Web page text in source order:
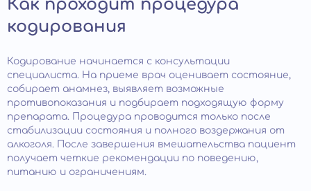
Как проходит процедура
кодирования
Кодирование начинается с консультации
специалиста. На приеме врач оценивает состояние,
собирает анамнез, выявляет возможные
противопоказания и подбирает подходящую форму
препарата. Процедура проводится только после
стабилизации состояния и полного воздержания от
алкоголя. После завершения вмешательства пациент
получает четкие рекомендации по поведению,
питанию и ограничениям.